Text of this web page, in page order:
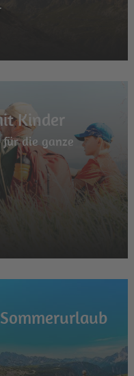
Kinder
für die ganze